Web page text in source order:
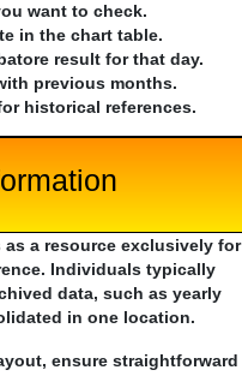
want to check.
in the chart table.
result for that day.
previous months.
historical references.
as a resource exclusively for
Individuals typically
data, such as yearly
in one location.
ensure straightforward